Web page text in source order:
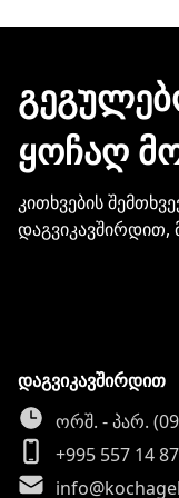
ჩვენთან
ᲧᲝᲩᲐᲦ
კითხვების
დაგვიკავშირდით,
დაგვიკავშირდით
ორშ. - პარ.
+995 557 14